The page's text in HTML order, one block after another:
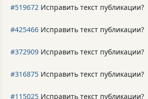
#519672 Исправить текст публикации?
#425466 Исправить текст публикации?
#372909 Исправить текст публикации?
#316875 Исправить текст публикации?
#115025 Исправить текст публикации?